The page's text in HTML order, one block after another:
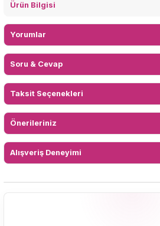
Ürün Bilgisi
Yorumlar
Soru & Cevap
Taksit Seçenekleri
Önerileriniz
Alışveriş Deneyimi